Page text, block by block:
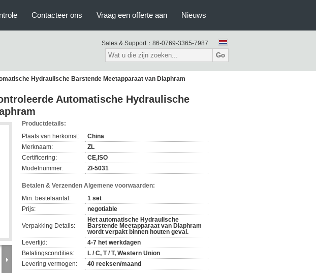
Contacteer ons Vraag een offerte aan Nieuws
Sales & Support： 86-0769-3365-7987
Go
Hydraulische Barstende Meetapparaat van Diaphram
Automatische Hydraulische
Productdetails:
Plaats van herkomst:
China
Merknaam:
ZL
Certificering:
CE,ISO
Modelnummer:
Zl-5031
Betalen & Verzenden Algemene voorwaarden:
Min. bestelaantal:
1 set
Prijs:
negotiable
Verpakking Details:
Het automatische Hydraulische
Barstende Meetapparaat van Diaphram
wordt verpakt binnen houten geval.
Levertijd:
4-7 het werkdagen
Betalingscondities:
L / C, T / T, Western Union
Levering vermogen:
40 reeksen/maand